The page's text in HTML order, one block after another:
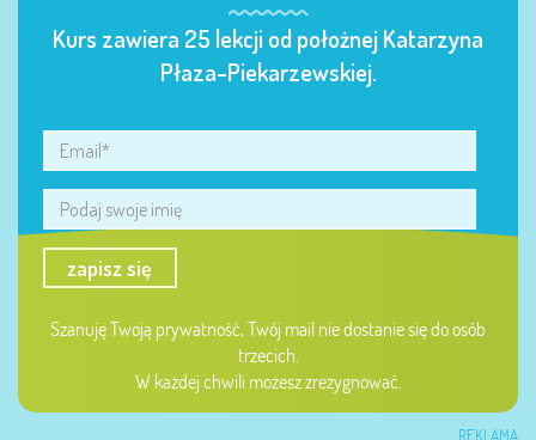
Kurs zawiera 25 lekcji od położnej Katarzyna
Płaza-Piekarzewskiej.
zapisz się
Szanuję Twoją prywatność, Twój mail nie dostanie się do osób
trzecich.
W każdej chwili możesz zrezygnować.
REKLAMA